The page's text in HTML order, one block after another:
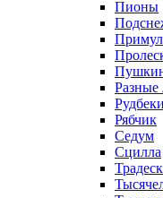
Пионы
Разные
Рябчик
Седум
Сцилла